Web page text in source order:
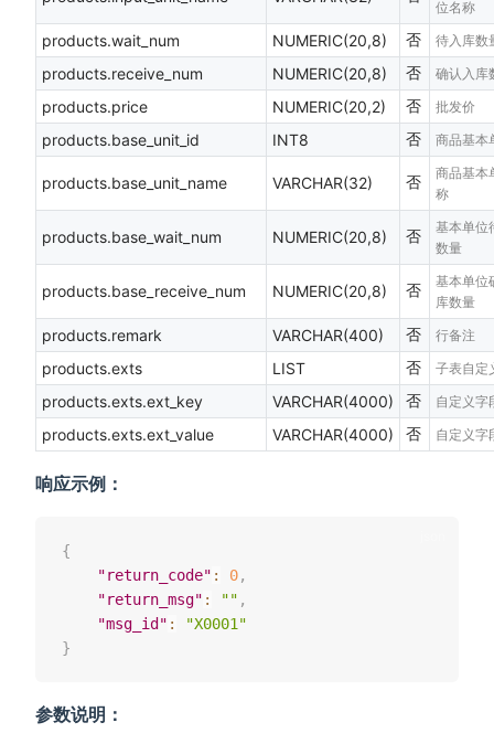
位名称
products.wait_num NUMERIC(20,8) 否 待入库数
products.receive_num NUMERIC(20,8) 否 确认入库
products.price NUMERIC(20,2) 否 批发价
products.base_unit_id INT8 否 商品基本
products.base_unit_name VARCHAR(32) 否
商品基本
称
products.base_wait_num NUMERIC(20,8) 否
基本单位
数量
products.base_receive_num NUMERIC(20,8) 否
基本单位
库数量
products.remark VARCHAR(400) 否 行备注
products.exts LIST 否 子表自定
products.exts.ext_key VARCHAR(4000) 否 自定义字
products.exts.ext_value VARCHAR(4000) 否 自定义字
响应示例：
{
"return_code" : 0,
"return_msg" : "" ,
"msg_id" :
"X0001"
}
参数说明：